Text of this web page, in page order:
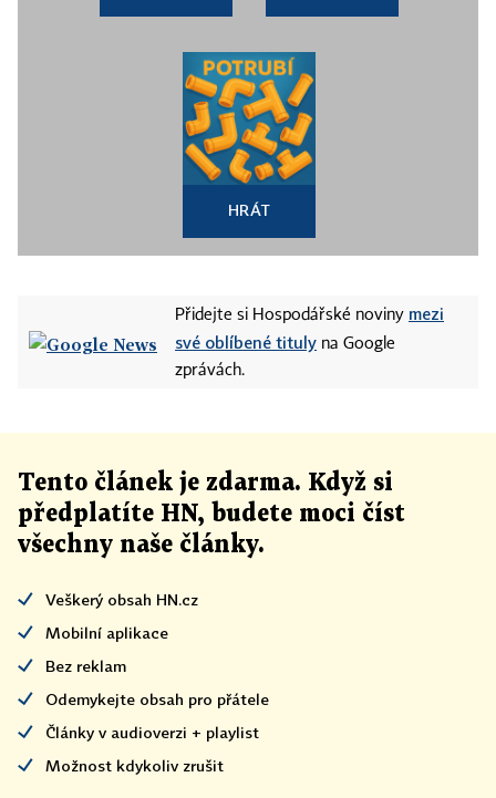
HRÁT
Přidejte si Hospodářské noviny mezi
své oblíbené tituly na Google
zprávách.
Tento článek je zdarma. Když si
předplatíte HN, budete moci číst
všechny naše články.
Veškerý obsah HN.cz
Mobilní aplikace
Bez reklam
Odemykejte obsah pro přátele
Články v audioverzi + playlist
Možnost kdykoliv zrušit